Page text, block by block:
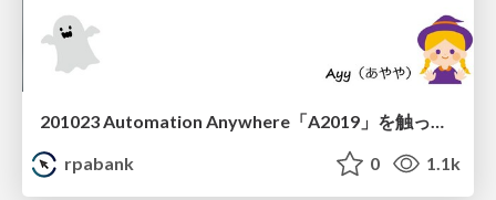
201023 Automation Anywhere「A2019」を触ってみた Ayy
rpabank
0 1.1k